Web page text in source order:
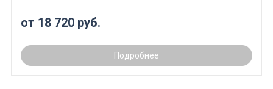
от 18 720 руб.
Подробнее